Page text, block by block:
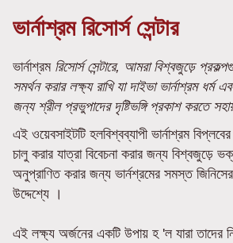
ভার্নাশ্রম রিসোর্স সেন্টার
ভার্নাশ্রমরিসোর্স সেন্টারে, আমরা বিশ্বজুড়ে
সমর্থন করার লক্ষ্য রাখি যা দাইভা ভার্নাশ্রম ধর্ম
জন্য শ্রীল প্রভুপাদের দৃষ্টিভঙ্গি প্রকাশ করতে
এই ওয়েবসাইটটি হলবিশ্বব্যাপী ভার্নাশ্রম
চালু করার যাত্রা বিবেচনা করার জন্য বিশ্বজুড়ে
অনুপ্রাণিত করার জন্য ভার্নশ্রমের সমস্ত
উদ্দেশ্যে ।
এই লক্ষ্য অর্জনের একটি উপায় হ 'ল যারা তাদের